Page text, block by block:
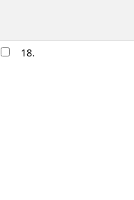
18.